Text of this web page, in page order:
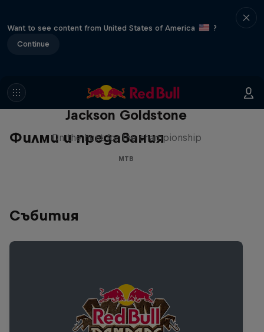
Want to see content from United States of America
?
Continue
Филми и предавания
The Search for Milliseconds:
Jackson Goldstone
On the hunt for the championship
MTB
Събития